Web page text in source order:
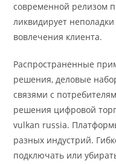
современной релизом
ликвидирует
вовлечения клиента.
Распространенные
решения, деловые
связями с
решения цифровой
vulkan russia.
разных индустрий.
подключать или